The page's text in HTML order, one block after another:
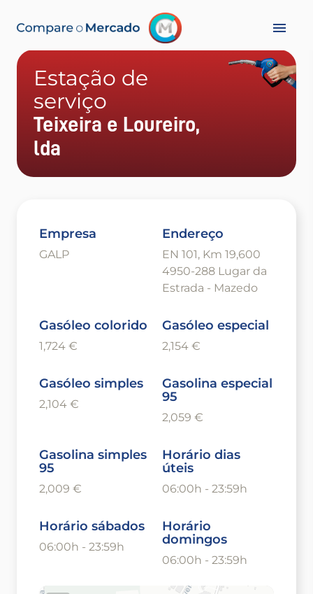
Estação de
serviço
Teixeira e Loureiro,
lda
Empresa
GALP
Endereço
EN 101, Km 19,600
4950-288 Lugar da
Estrada - Mazedo
Gasóleo colorido
1,724 €
Gasóleo especial
2,154 €
Gasóleo simples
2,104 €
Gasolina especial
95
2,059 €
Gasolina simples
95
2,009 €
Horário dias
úteis
06:00h - 23:59h
Horário sábados
06:00h - 23:59h
Horário
domingos
06:00h - 23:59h